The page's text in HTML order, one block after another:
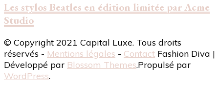
Les stylos Beatles en édition limitée par Acme
Studio
© Copyright 2021 Capital Luxe. Tous droits
réservés - Mentions légales - Contact Fashion Diva |
Développé par Blossom Themes.Propulsé par
WordPress.